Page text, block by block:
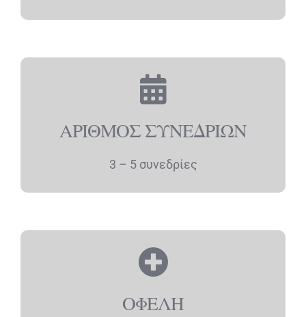
ΑΡΙΘΜΟΣ ΣΥΝΕΔΡΙΩΝ
3 – 5 συνεδρίες
ΟΦΕΛΗ